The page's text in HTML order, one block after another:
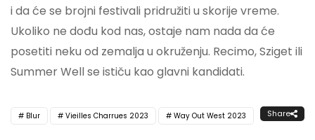
i da će se brojni festivali pridružiti u skorije vreme.
Ukoliko ne dođu kod nas, ostaje nam nada da će
posetiti neku od zemalja u okruženju. Recimo, Sziget ili
Summer Well se ističu kao glavni kandidati.
Blur Vieilles Charrues 2023 Way Out West 2023 Share